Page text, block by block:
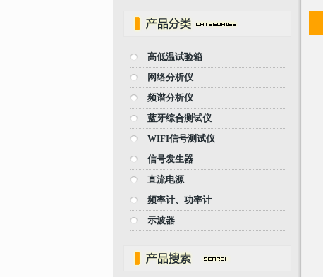
高低温试验箱
网络分析仪
频谱分析仪
蓝牙综合测试仪
WIFI信号测试仪
信号发生器
直流电源
频率计、功率计
示波器